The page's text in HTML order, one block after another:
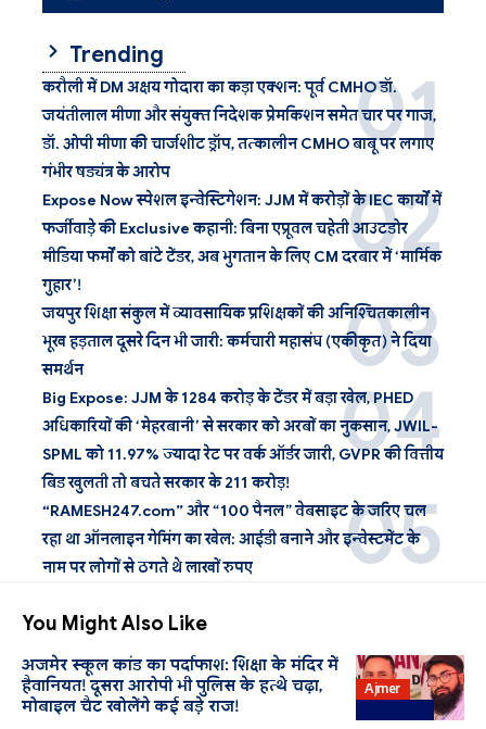
Trending
करौली में DM अक्षय गोदारा का कड़ा एक्शन: पूर्व CMHO डॉ.
जयंतीलाल मीणा और संयुक्त निदेशक प्रेमकिशन समेत चार पर गाज,
डॉ. ओपी मीणा की चार्जशीट ड्रॉप, तत्कालीन CMHO बाबू पर लगाए
गंभीर षड्यंत्र के आरोप
Expose Now स्पेशल इन्वेस्टिगेशन: JJM में करोड़ों के IEC कार्यों में
फर्जीवाड़े की Exclusive कहानी: बिना एप्रूवल चहेती आउटडोर
मीडिया फर्मों को बांटे टेंडर, अब भुगतान के लिए CM दरबार में ‘मार्मिक
गुहार’!
जयपुर शिक्षा संकुल में व्यावसायिक प्रशिक्षकों की अनिश्चितकालीन
भूख हड़ताल दूसरे दिन भी जारी: कर्मचारी महासंघ (एकीकृत) ने दिया
समर्थन
Big Expose: JJM के 1284 करोड़ के टेंडर में बड़ा खेल, PHED
अधिकारियों की ‘मेहरबानी’ से सरकार को अरबों का नुकसान, JWIL-
SPML को 11.97% ज्यादा रेट पर वर्क ऑर्डर जारी, GVPR की वित्तीय
बिड खुलती तो बचते सरकार के 211 करोड़!
“RAMESH247.com” और “100 पैनल” वेबसाइट के जरिए चल
रहा था ऑनलाइन गेमिंग का खेल: आईडी बनाने और इन्वेस्टमेंट के
नाम पर लोगों से ठगते थे लाखों रुपए
You Might Also Like
Ajmer
अजमेर स्कूल कांड का पर्दाफाश: शिक्षा के मंदिर में
हैवानियत! दूसरा आरोपी भी पुलिस के हत्थे चढ़ा,
मोबाइल चैट खोलेंगे कई बड़े राज!